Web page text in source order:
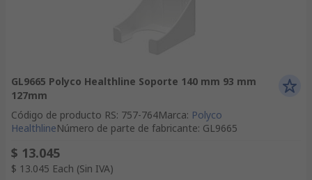
GL9665 Polyco Healthline Soporte 140 mm 93 mm
127mm
Código de producto RS: 757-764Marca: Polyco
HealthlineNúmero de parte de fabricante: GL9665
$ 13.045
$ 13.045 Each (Sin IVA)